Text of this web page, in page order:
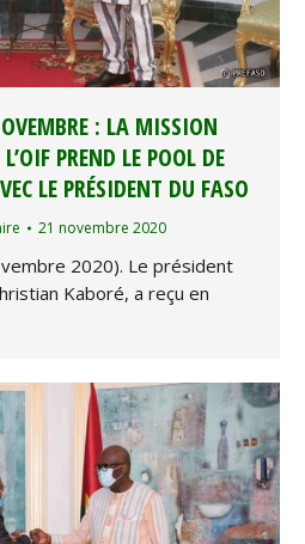
: LA MISSION
PREND LE POOL DE
LE PRÉSIDENT DU FASO
21 novembre 2020
2020). Le président
Kaboré, a reçu en